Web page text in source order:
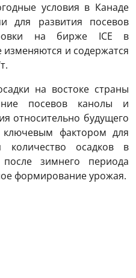
условия в Канаде
для развития посевов
на бирже ICE в
изменяются и содержатся
на востоке страны
посевов канолы и
относительно будущего
фактором для
количество осадков в
после зимнего периода
формирование урожая.